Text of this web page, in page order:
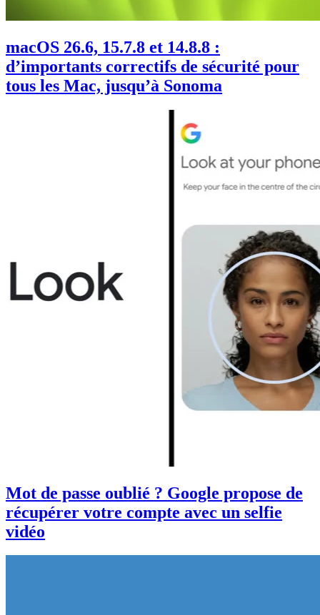
macOS 26.6, 15.7.8 et 14.8.8 :
d’importants correctifs de sécurité pour
tous les Mac, jusqu’à Sonoma
Mot de passe oublié ? Google propose de
récupérer votre compte avec un selfie
vidéo